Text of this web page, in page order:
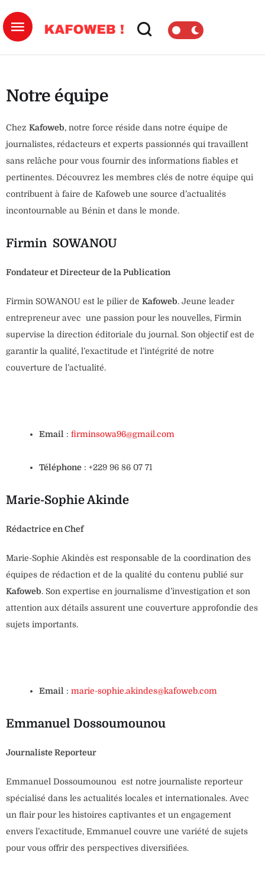
Notre équipe
Chez Kafoweb, notre force réside dans notre équipe de
journalistes, rédacteurs et experts passionnés qui travaillent
sans relâche pour vous fournir des informations fiables et
pertinentes. Découvrez les membres clés de notre équipe qui
contribuent à faire de Kafoweb une source d’actualités
incontournable au Bénin et dans le monde.
Firmin SOWANOU
Fondateur et Directeur de la Publication
Firmin SOWANOU est le pilier de Kafoweb. Jeune leader
entrepreneur avec une passion pour les nouvelles, Firmin
supervise la direction éditoriale du journal. Son objectif est de
garantir la qualité, l’exactitude et l’intégrité de notre
couverture de l’actualité.
Email : firminsowa96@gmail.com
Téléphone : +229 96 86 07 71
Marie-Sophie Akinde
Rédactrice en Chef
Marie-Sophie Akindès est responsable de la coordination des
équipes de rédaction et de la qualité du contenu publié sur
Kafoweb. Son expertise en journalisme d’investigation et son
attention aux détails assurent une couverture approfondie des
sujets importants.
Email : marie-sophie.akindes@kafoweb.com
Emmanuel Dossoumounou
Journaliste Reporteur
Emmanuel Dossoumounou est notre journaliste reporteur
spécialisé dans les actualités locales et internationales. Avec
un flair pour les histoires captivantes et un engagement
envers l’exactitude, Emmanuel couvre une variété de sujets
pour vous offrir des perspectives diversifiées.